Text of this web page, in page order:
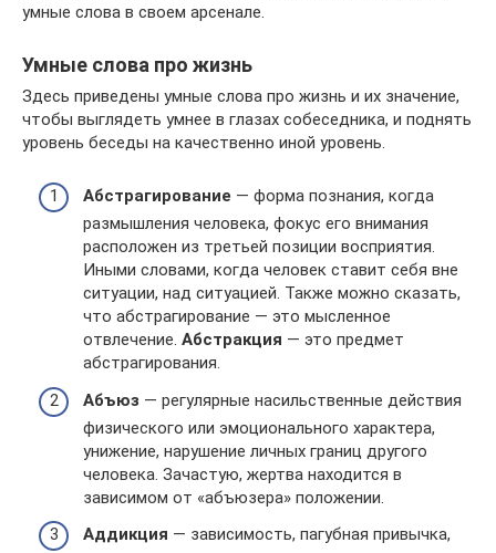
умные слова в своем арсенале.
Умные слова про жизнь
Здесь приведены умные слова про жизнь и их значение,
чтобы выглядеть умнее в глазах собеседника, и поднять
уровень беседы на качественно иной уровень.
Абстрагирование — форма познания, когда
размышления человека, фокус его внимания
расположен из третьей позиции восприятия.
Иными словами, когда человек ставит себя вне
ситуации, над ситуацией. Также можно сказать,
что абстрагирование — это мысленное
отвлечение. Абстракция — это предмет
абстрагирования.
Абъюз — регулярные насильственные действия
физического или эмоционального характера,
унижение, нарушение личных границ другого
человека. Зачастую, жертва находится в
зависимом от «абъюзера» положении.
Аддикция — зависимость, пагубная привычка,